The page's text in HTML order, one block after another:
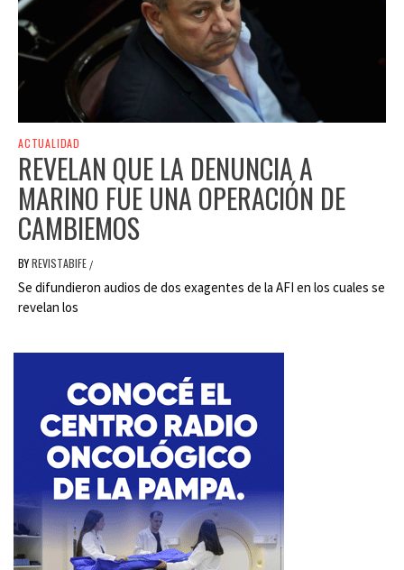
ACTUALIDAD
REVELAN QUE LA DENUNCIA A
MARINO FUE UNA OPERACIÓN DE
CAMBIEMOS
BYREVISTABIFE /
Se difundieron audios de dos exagentes de la AFI en los cuales se
revelan los